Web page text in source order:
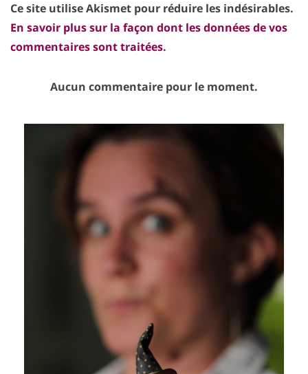
Ce site utilise Akismet pour réduire les indésirables.
En savoir plus sur la façon dont les données de vos
commentaires sont traitées.
Aucun commentaire pour le moment.